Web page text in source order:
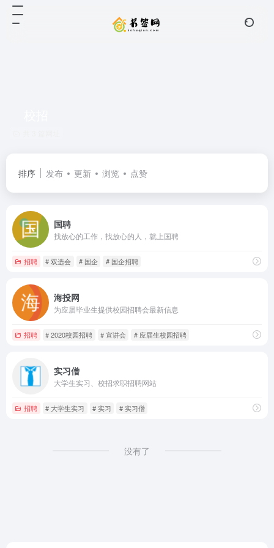
排序 发布 更新 浏览 点赞
国聘
找放心的工作，找放心的人，就上国聘
招聘 # 双选会 # 国企 # 国企招聘
海投网
为应届毕业生提供校园招聘会最新信息
招聘 # 2020校园招聘 # 宣讲会 # 应届生校园招聘
实习僧
大学生实习、校招求职招聘网站
招聘 # 大学生实习 # 实习 # 实习僧
没有了